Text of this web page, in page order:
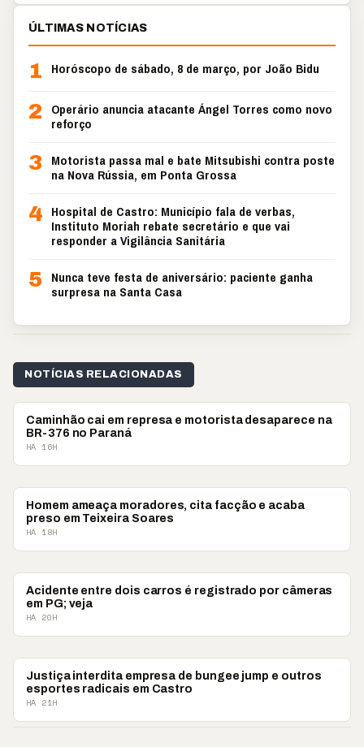
ÚLTIMAS NOTÍCIAS
1 Horóscopo de sábado, 8 de março, por João Bidu
2
Operário anuncia atacante Ángel Torres como novo
reforço
3 Motorista passa mal e bate Mitsubishi contra poste
na Nova Rússia, em Ponta Grossa
4 Hospital de Castro: Município fala de verbas,
Instituto Moriah rebate secretário e que vai
responder a Vigilância Sanitária
5 Nunca teve festa de aniversário: paciente ganha
surpresa na Santa Casa
NOTÍCIAS RELACIONADAS
POLICIAL
Caminhão cai em represa e motorista desaparece na
BR-376 no Paraná
HÁ 16H
POLICIAL
Homem ameaça moradores, cita facção e acaba
preso em Teixeira Soares
HÁ 18H
POLICIAL
Acidente entre dois carros é registrado por câmeras
em PG; veja
HÁ 20H
POLICIAL
Justiça interdita empresa de bungee jump e outros
esportes radicais em Castro
HÁ 21H